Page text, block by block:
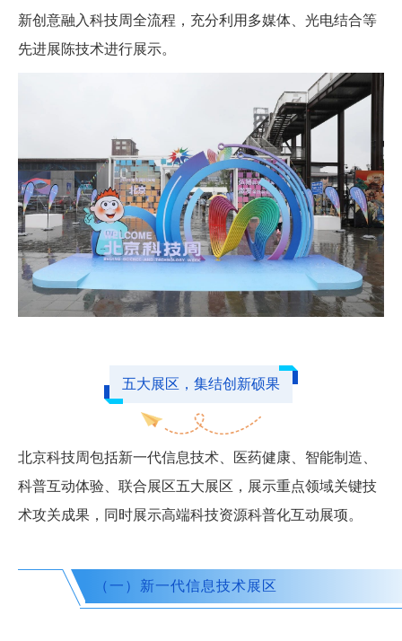
新创意融入科技周全流程，充分利用多媒体、光电结合等
先进展陈技术进行展示。
五大展区，集结创新硕果
北京科技周包括新一代信息技术、医药健康、智能制造、
科普互动体验、联合展区五大展区，展示重点领域关键技
术攻关成果，同时展示高端科技资源科普化互动展项。
（一）新一代信息技术展区